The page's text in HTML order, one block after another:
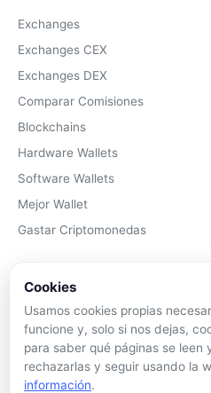
Exchanges
Exchanges CEX
Exchanges DEX
Comparar Comisiones
Blockchains
Hardware Wallets
Software Wallets
Mejor Wallet
Gastar Criptomonedas
Qué son las Criptos
Cómo Comprar
Staking
DeFi
Cookies
Usamos cookies propias
funcione y, solo si nos dejas,
para saber qué páginas se leen
rechazarlas y seguir usando la
información.